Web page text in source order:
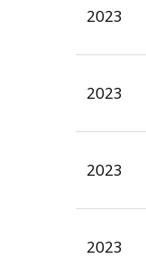
2023
2023
2023
2023